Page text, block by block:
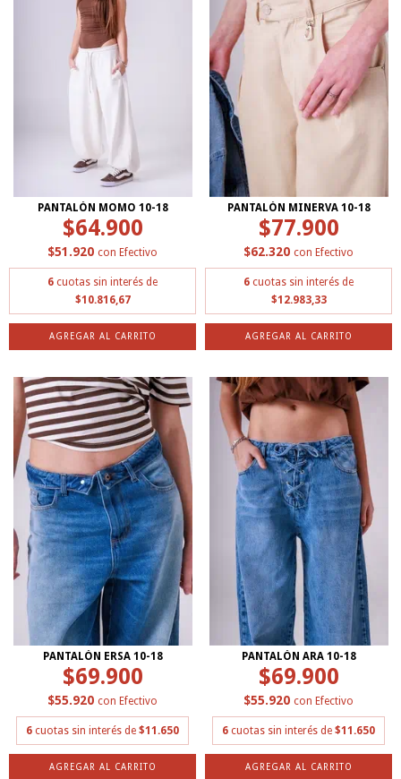
PANTALÓN MOMO 10-18
$64.900
$51.920 con Efectivo
6 cuotas sin interés de
$10.816,67
AGREGAR AL CARRITO
PANTALÓN MINERVA 10-18
$77.900
$62.320 con Efectivo
6 cuotas sin interés de
$12.983,33
AGREGAR AL CARRITO
PANTALÓN ERSA 10-18
$69.900
$55.920 con Efectivo
6 cuotas sin interés de $11.650
AGREGAR AL CARRITO
PANTALÓN ARA 10-18
$69.900
$55.920 con Efectivo
6 cuotas sin interés de $11.650
AGREGAR AL CARRITO